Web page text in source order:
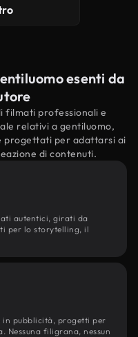
esenti da
filmati professionali e
relativi a gentiluomo,
progettati per adattarsi ai
di contenuti.
autentici, girati da
per lo storytelling, il
in pubblicità, progetti per
Nessuna filigrana, nessun